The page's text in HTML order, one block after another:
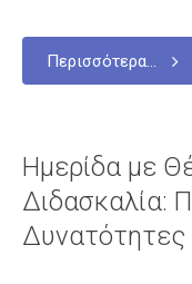
Περισσότερα...
Ημερίδα με
Διδασκαλία:
Δυνατότητες